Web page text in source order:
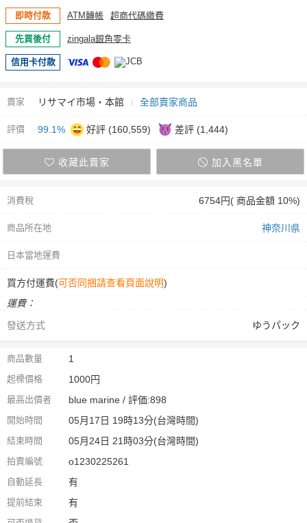
即時付款 ATM轉帳 超商代碼繳費
先買後付 zingala銀角零卡
信用卡付款
賣家 リサマイ市場・本館 全部賣家商品
評價 99.1% 好評 (160,559) 差評 (1,444)
收藏此賣家 加入黑名單
消費稅 6754円( 商品金額 10%)
商品所在地 神奈川県
日本當地運費
買方付運費(可否同捆請查看頁面說明)
運費：
發送方式
ゆうパック
商品數量 1
起標價格 1000円
最高出價者 blue marine / 評価:898
開始時間 05月17日 19時13分(台灣時間)
結束時間 05月24日 21時03分(台灣時間)
拍賣編號 o1230225261
自動延長 有
提前結束 有